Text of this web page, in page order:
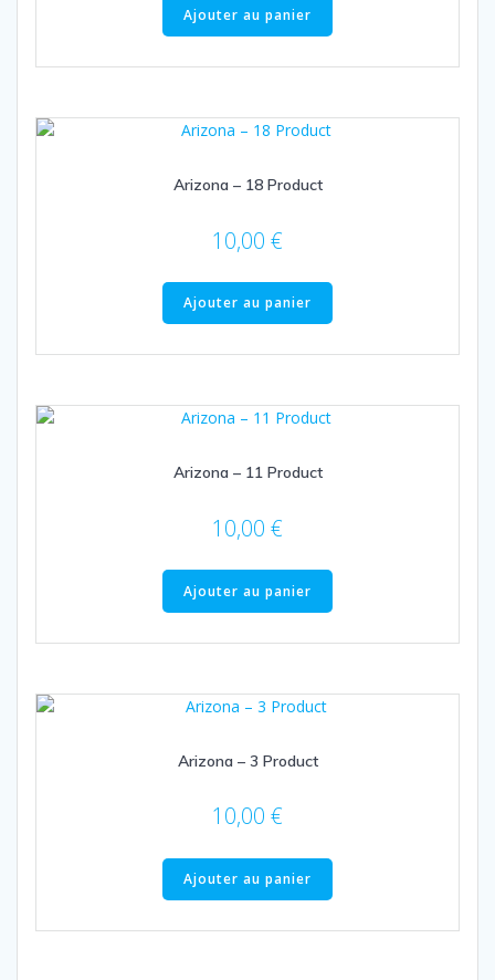
Ajouter au panier
Arizona – 18 Product
10,00 €
Ajouter au panier
Arizona – 11 Product
10,00 €
Ajouter au panier
Arizona – 3 Product
10,00 €
Ajouter au panier